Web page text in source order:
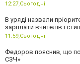
12:27,Сьогодні
В уряді назвали
зарплати вчителів і
11:59,Сьогодні
Федоров пояснив, що
СЗЧ»